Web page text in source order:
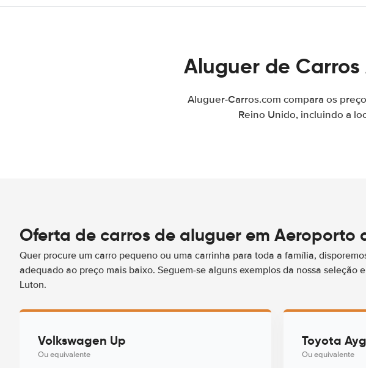
Aluguer de
Aluguer-Carros.com compara os
Reino Unido, incluindo a
Oferta de carros de aluguer em Aeroporto
Quer procure um carro pequeno ou uma carrinha para toda a família,
adequado ao preço mais baixo. Seguem-se alguns exemplos da nossa seleção
Luton.
Volkswagen Up
Ou equivalente
Toyota
Ou equivalente